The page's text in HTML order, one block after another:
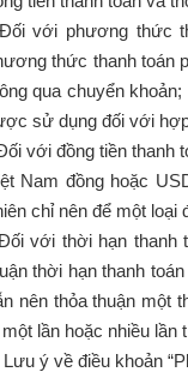
với phương thức
thức thanh toán
qua chuyển
sử dụng đối với
với đồng tiền thanh
Nam đồng hoặc
chỉ nên để một loại
với thời hạn thanh
thời hạn thanh
nên thỏa thuận một
một lần hoặc nhiều lần
Lưu ý về điều khoản